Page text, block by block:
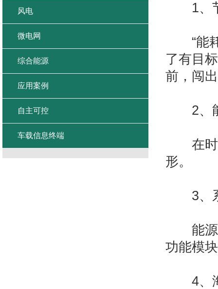
1、节
“能耗
了有目
前，闯
2、能
在时间
形。
3、系
能源管
功能模
4、海
风电
微电网
综合能源
应用案例
自主可控
车载信息终端